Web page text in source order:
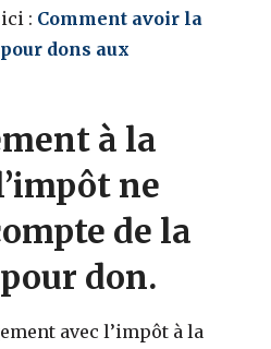
: Comment avoir la
dons aux
à la
ne
de la
don.
avec l’impôt à la